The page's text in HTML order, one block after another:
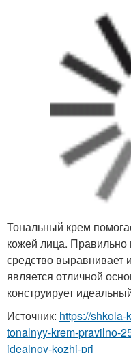
Тональный крем
кожей лица. Правильно
средство выравнивает
является отличной
конструирует
Источник:https://shkola-
tonalnyy-krem-pravilno-
idealnoy-kozhi-pri
Как правильно
крем и пудру.
добиться
при